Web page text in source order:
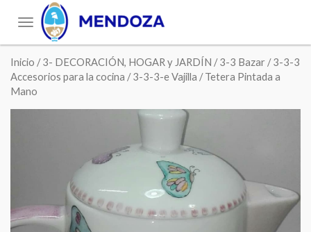
Toggle
navigation
Inicio /3- DECORACIÓN, HOGAR y JARDÍN /3-3 Bazar /3-3-3
Accesorios para la cocina /3-3-3-e Vajilla / Tetera Pintada a
Mano